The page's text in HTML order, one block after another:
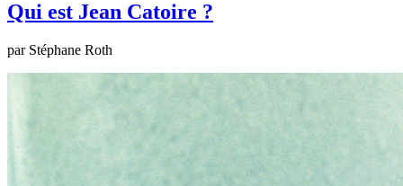
Qui est Jean Catoire ?
par Stéphane Roth